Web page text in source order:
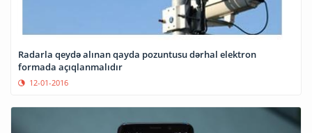
Radarla qeydə alınan qayda pozuntusu dərhal elektron
formada açıqlanmalıdır
12-01-2016